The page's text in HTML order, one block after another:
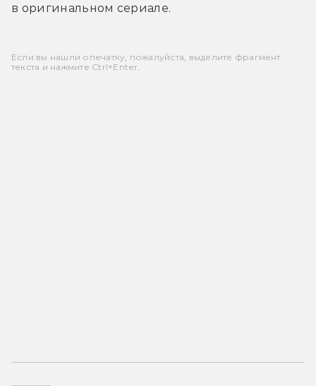
в оригинальном сериале.
Если вы нашли опечатку, пожалуйста, выделите фрагмент
текста и нажмите Ctrl+Enter.